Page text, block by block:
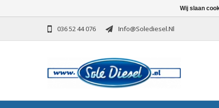
036 52 44 076 Info@solediesel.nl
Wij slaan